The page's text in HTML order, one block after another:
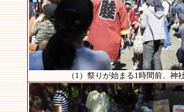
（1）祭りが始まる1時間前、